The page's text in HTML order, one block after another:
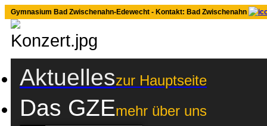
Gymnasium Bad Zwischenahn-Edewecht - Kontakt: Bad Zwischenahn
Aktuelleszur Hauptseite
Das GZEmehr über uns